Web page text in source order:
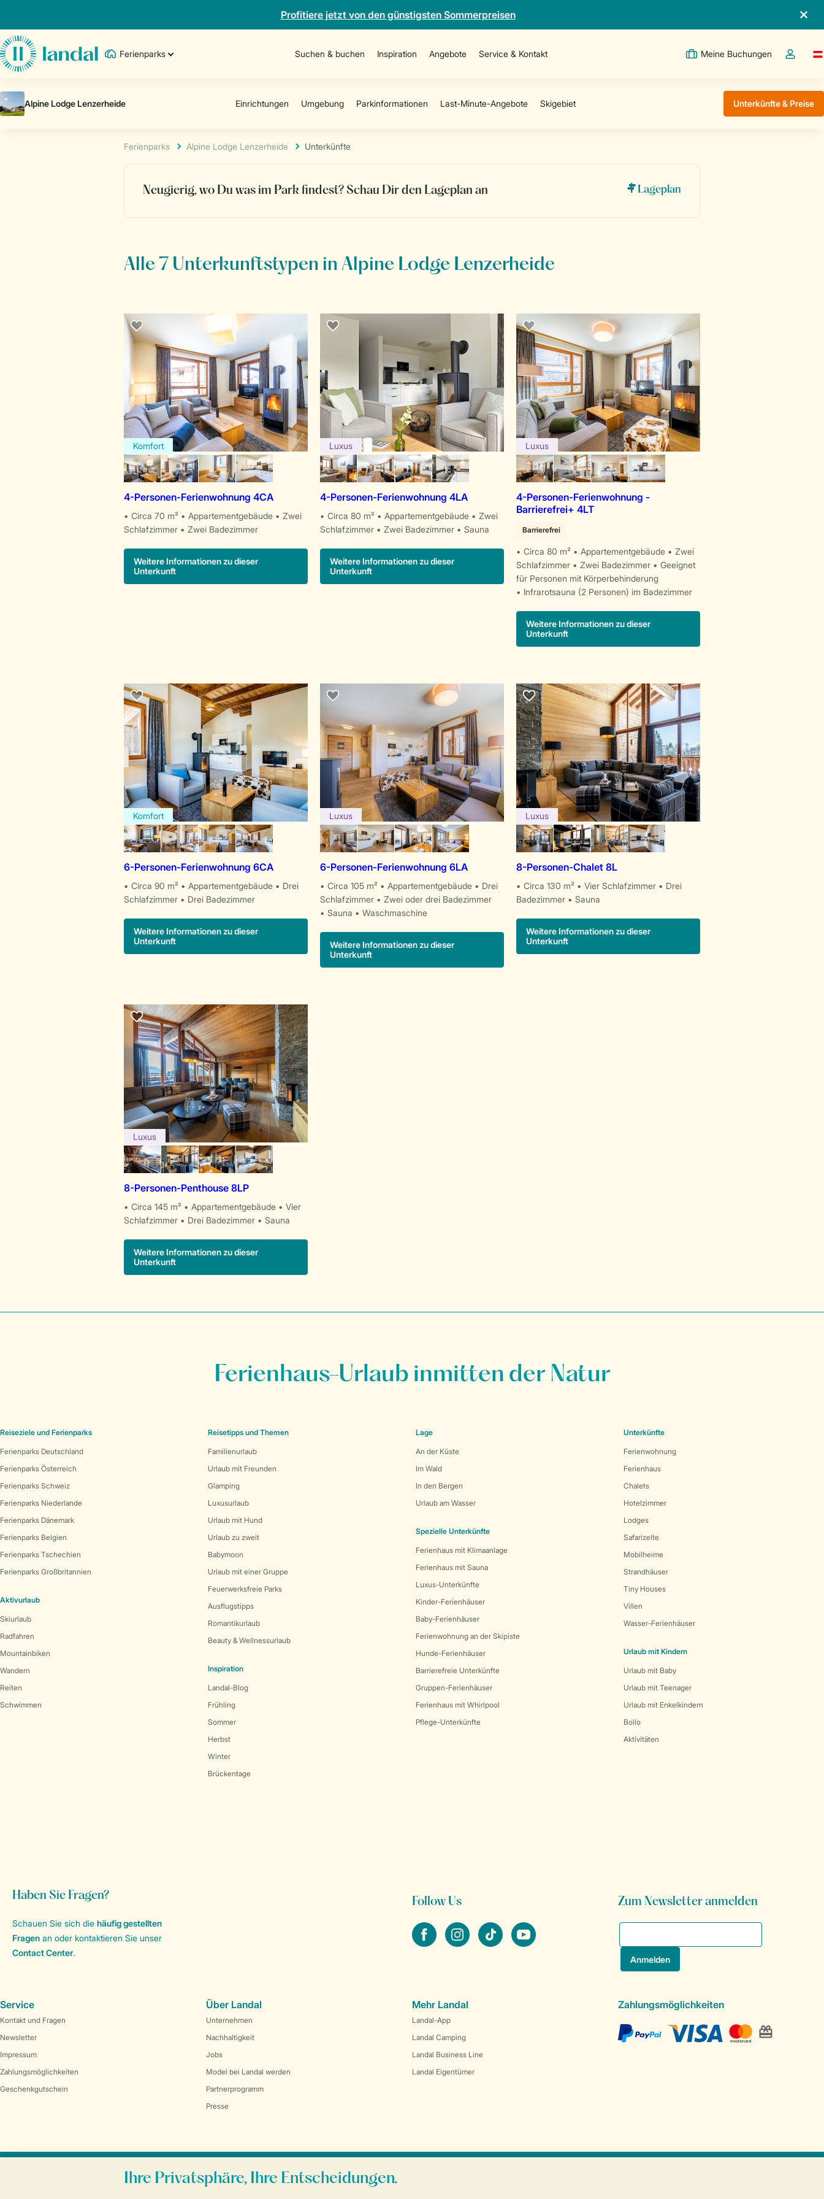
Profitiere jetzt von den günstigsten Sommerpreisen
Ferienparks Suchen & buchen Inspiration Angebote Service & Kontakt Meine Buchungen
Unterkünfte & Preise
Ferienparks Alpine Lodge Lenzerheide Unterkünfte
Neugierig, wo Du was im Park findest? Schau Dir den Lageplan an Lageplan
Alle 7 Unterkunftstypen in Alpine Lodge Lenzerheide
Komfort
4-Personen-Ferienwohnung 4CA
Circa 70 m² Appartementgebäude
Zwei
Schlafzimmer
Zwei Badezimmer
Weitere Informationen zu dieser
Unterkunft
Luxus
4-Personen-Ferienwohnung 4LA
Circa 80 m² Appartementgebäude
Zwei
Schlafzimmer
Zwei Badezimmer Sauna
Weitere Informationen zu dieser
Unterkunft
Luxus
4-Personen-Ferienwohnung -
Barrierefrei+ 4LT
Barrierefrei
Circa 80 m² Appartementgebäude
Zwei
Schlafzimmer
Zwei Badezimmer
Geeignet
für Personen mit Körperbehinderung
Infrarotsauna (2 Personen) im Badezimmer
Weitere Informationen zu dieser
Unterkunft
Komfort
6-Personen-Ferienwohnung 6CA
Circa 90 m² Appartementgebäude
Drei
Schlafzimmer
Drei Badezimmer
Weitere Informationen zu dieser
Unterkunft
Luxus
6-Personen-Ferienwohnung 6LA
Circa 105 m² Appartementgebäude
Drei
Schlafzimmer
Zwei oder drei Badezimmer
Sauna
Waschmaschine
Weitere Informationen zu dieser
Unterkunft
Luxus
8-Personen-Chalet 8L
Circa 130 m² Vier Schlafzimmer
Drei
Badezimmer
Sauna
Weitere Informationen zu dieser
Unterkunft
Luxus
8-Personen-Penthouse 8LP
Circa 145 m² Appartementgebäude
Vier
Schlafzimmer
Drei Badezimmer Sauna
Weitere Informationen zu dieser
Unterkunft
Sicher und schnell zur Online-Buchung
Ferienhaus-Urlaub inmitten der Natur
Reiseziele und Ferienparks
Ferienparks Deutschland
Ferienparks Österreich
Ferienparks Schweiz
Ferienparks Niederlande
Ferienparks Dänemark
Ferienparks Belgien
Ferienparks Tschechien
Ferienparks Großbritannien
Aktivurlaub
Skiurlaub
Radfahren
Mountainbiken
Wandern
Reiten
Schwimmen
Reisetipps und Themen
Familienurlaub
Urlaub mit Freunden
Glamping
Luxusurlaub
Urlaub mit Hund
Urlaub zu zweit
Babymoon
Urlaub mit einer Gruppe
Feuerwerksfreie Parks
Ausflugstipps
Romantikurlaub
Beauty & Wellnessurlaub
Inspiration
Landal-Blog
Frühling
Sommer
Herbst
Winter
Brückentage
Lage
An der Küste
Im Wald
In den Bergen
Urlaub am Wasser
Spezielle Unterkünfte
Ferienhaus mit Klimaanlage
Ferienhaus mit Sauna
Luxus-Unterkünfte
Kinder-Ferienhäuser
Baby-Ferienhäuser
Ferienwohnung an der Skipiste
Hunde-Ferienhäuser
Barrierefreie Unterkünfte
Gruppen-Ferienhäuser
Ferienhaus mit Whirlpool
Pflege-Unterkünfte
Unterkünfte
Ferienwohnung
Ferienhaus
Chalets
Hotelzimmer
Lodges
Safarizelte
Mobilheime
Strandhäuser
Tiny Houses
Villen
Wasser-Ferienhäuser
Urlaub mit Kindern
Urlaub mit Baby
Urlaub mit Teenager
Urlaub mit Enkelkindern
Bollo
Aktivitäten
Haben Sie Fragen?
Schauen Sie sich die häufig gestellten
Fragen an oder kontaktieren Sie unser
Contact Center.
Follow Us
facebookinstagramtiktok youtube
Zum Newsletter anmelden
Service
Kontakt und Fragen
Newsletter
Impressum
Zahlungsmöglichkeiten
Geschenkgutschein
Über Landal
Unternehmen
Nachhaltigkeit
Jobs
Model bei Landal werden
Partnerprogramm
Presse
Mehr Landal
Landal-App
Landal Camping
Landal Business Line
Landal Eigentümer
Zahlungsmöglichkeiten